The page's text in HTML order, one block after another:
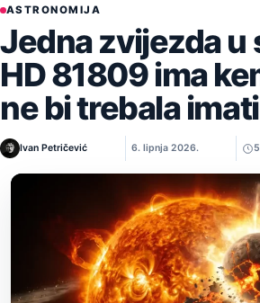
ASTRONOMIJA
Jedna zvijezda u
HD 81809 ima
ne bi trebala imati
Ivan Petričević 6. lipnja 2026.